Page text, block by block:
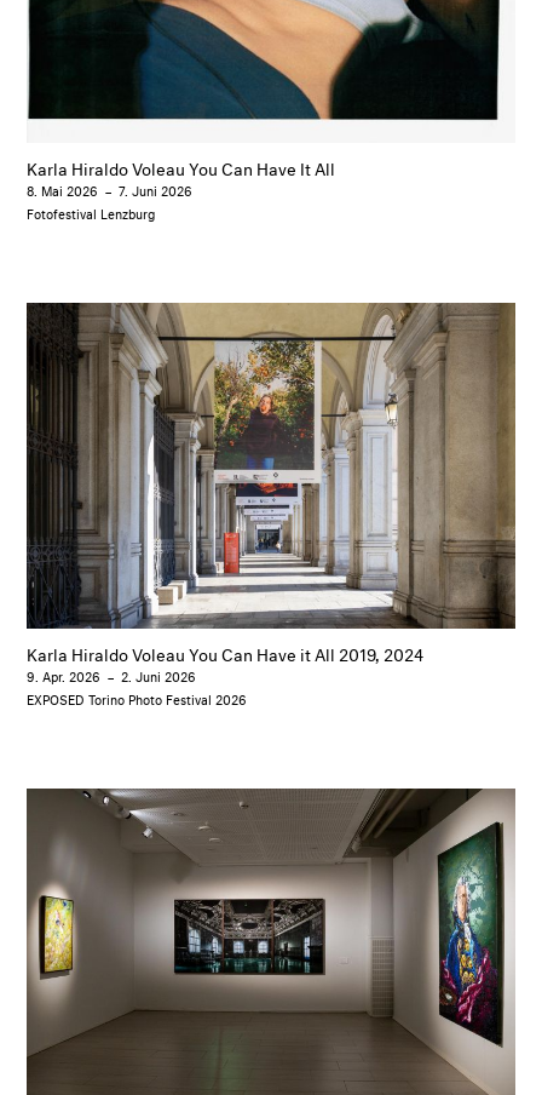
Karla Hiraldo Voleau You Can Have It All
8. Mai 2026 –7. Juni 2026
Fotofestival Lenzburg
Karla Hiraldo Voleau You Can Have it All 2019, 2024
9. Apr. 2026 – 2. Juni 2026
EXPOSED Torino Photo Festival 2026